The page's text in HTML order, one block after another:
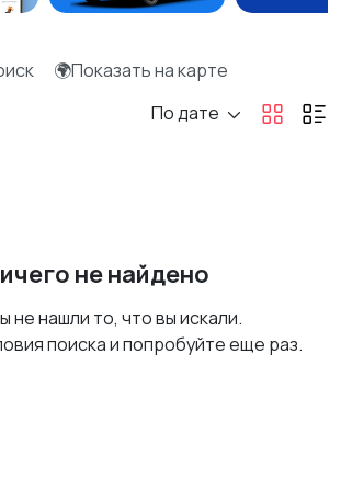
🌍Показать на карте
По дате
не найдено
не нашли то, что вы искали.
поиска и попробуйте еще раз.